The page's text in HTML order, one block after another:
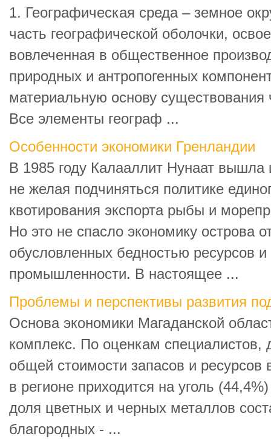
1. Географическая среда – земное
часть географической оболочки,
вовлеченная в общественное
природных и антропогенных
материальную основу существования
Все элементы географ ...
Особенности экономики Гренландии
В 1985 году Калааллит Нунаат
не желая подчиняться политике
квотирования экспорта рыбы и
Но это не спасло экономику острова
обусловленных бедностью ресурсов и
промышленности. В настоящее ...
Проблемы и перспективы развития
Основа экономики Магаданской
комплекс. По оценкам
общей стоимости запасов и ресурсов
в регионе приходится на уголь
доля цветных и черных металлов
благородных - ...